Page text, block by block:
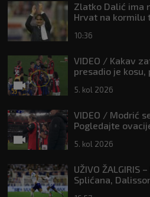
Zlatko Dalić ima
Hrvat na kormilu
10:36
VIDEO / Kakav
presadio je kosu,
5. kol 2026
VIDEO / Modrić
Pogledajte
5. kol 2026
UŽIVO ŽALGIRIS
Splićana,